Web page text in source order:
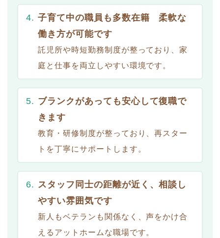
子育て中の職員も多数在籍 柔軟な
働き方が可能です
託児所や時短勤務制度が整っており、家
庭と仕事を両立しやすい環境です。
ブランクがあっても安心して復職で
きます
教育・研修制度が整っており、再スター
トを丁寧にサポートします。
スタッフ同士の距離が近く、相談し
やすい雰囲気です
新人もベテランも関係なく、声をかけ合
えるアットホームな職場です。